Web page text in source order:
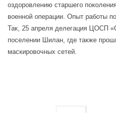
оздоровлению старшего
военной операции. Опыт работы
Так, 25 апреля делегация ЦОСП
поселении Шилан, где также
маскировочных сетей.